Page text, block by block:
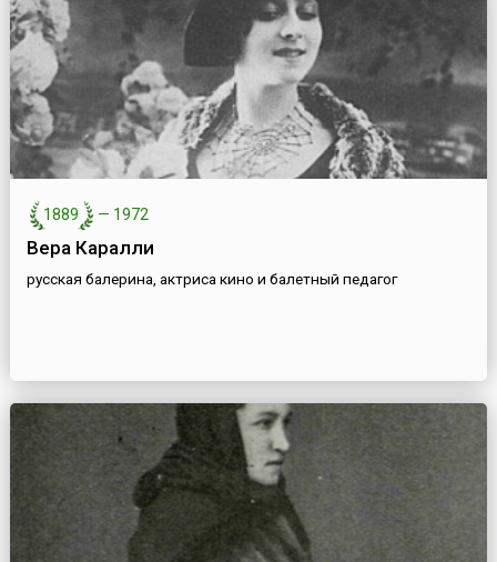
1889 — 1972
Вера Каралли
русская балерина, актриса кино и балетный педагог